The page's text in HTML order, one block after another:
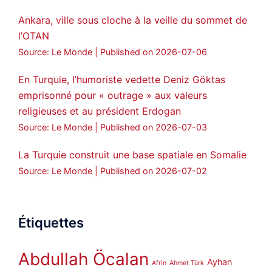
Ankara, ville sous cloche à la veille du sommet de
l’OTAN
Source: Le Monde Published on 2026-07-06
En Turquie, l’humoriste vedette Deniz Göktas
emprisonné pour « outrage » aux valeurs
religieuses et au président Erdogan
Source: Le Monde Published on 2026-07-03
La Turquie construit une base spatiale en Somalie
Source: Le Monde Published on 2026-07-02
Étiquettes
Abdullah Öcalan Afrin Ahmet Türk Ayhan